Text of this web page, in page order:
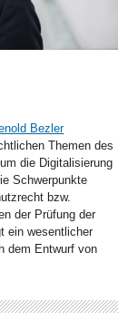
Bezler
Themen des
die Digitalisierung
Schwerpunkte
bzw.
der Prüfung der
ein wesentlicher
dem Entwurf von